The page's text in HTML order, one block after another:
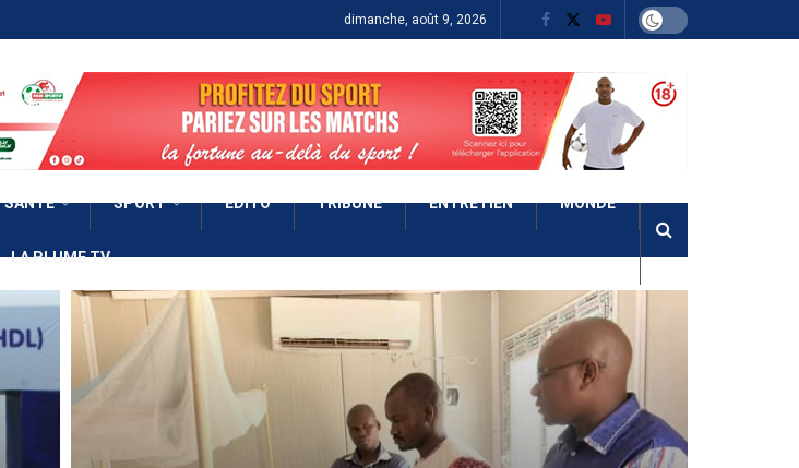
dimanche, août 9, 2026
SANTÉ SPORT EDITO TRIBUNE ENTRETIEN MONDE
LA PLUME TV